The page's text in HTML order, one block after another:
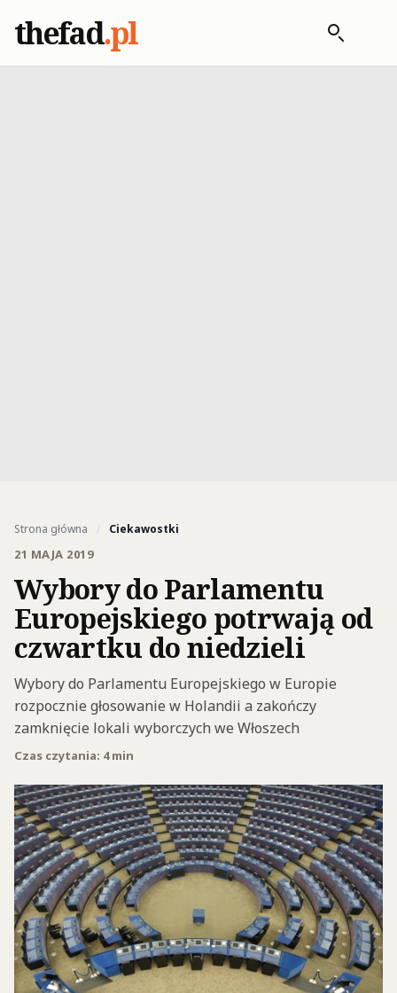
thefad.pl
Strona główna / Ciekawostki
21 MAJA 2019
Wybory do Parlamentu
Europejskiego potrwają od
czwartku do niedzieli
Wybory do Parlamentu Europejskiego w Europie
rozpocznie głosowanie w Holandii a zakończy
zamknięcie lokali wyborczych we Włoszech
Czas czytania: 4 min